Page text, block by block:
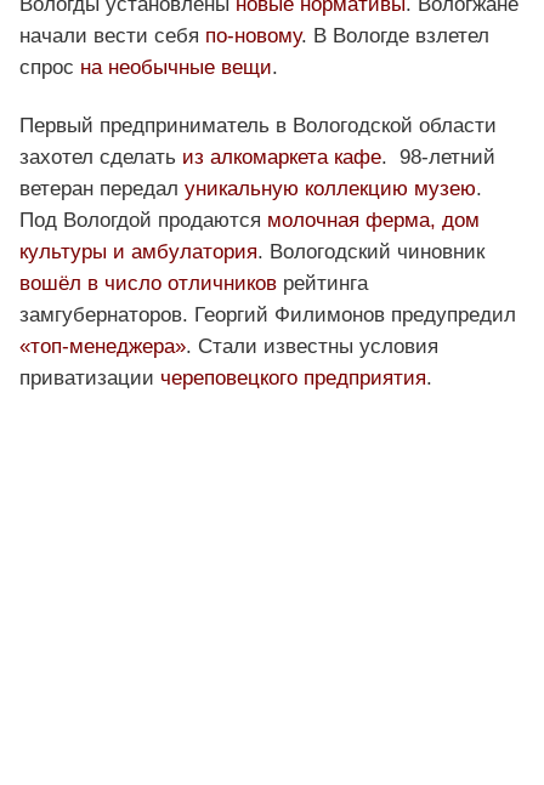
начали вести себя по-новому. В Вологде взлетел
спрос на необычные вещи.
Первый предприниматель в Вологодской области
захотел сделать из алкомаркета кафе. 98-летний
ветеран передал уникальную коллекцию музею.
Под Вологдой продаются молочная ферма, дом
культуры и амбулатория. Вологодский чиновник
вошёл в число отличников рейтинга
замгубернаторов. Георгий Филимонов предупредил
«топ-менеджера». Стали известны условия
приватизации череповецкого предприятия.